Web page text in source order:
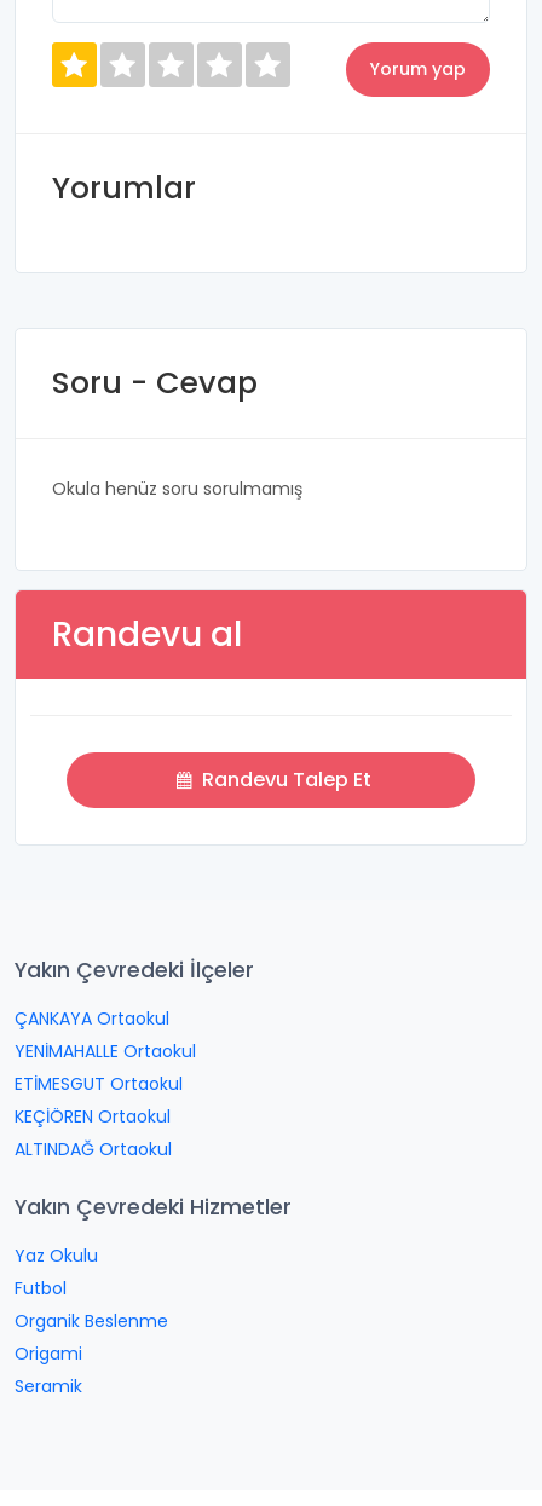
Yorumlar
Soru - Cevap
Okula henüz soru sorulmamış
Randevu al
Randevu Talep Et
Yakın Çevredeki İlçeler
ÇANKAYA Ortaokul
YENİMAHALLE Ortaokul
ETİMESGUT Ortaokul
KEÇİÖREN Ortaokul
ALTINDAĞ Ortaokul
Yakın Çevredeki Hizmetler
Yaz Okulu
Futbol
Organik Beslenme
Origami
Seramik